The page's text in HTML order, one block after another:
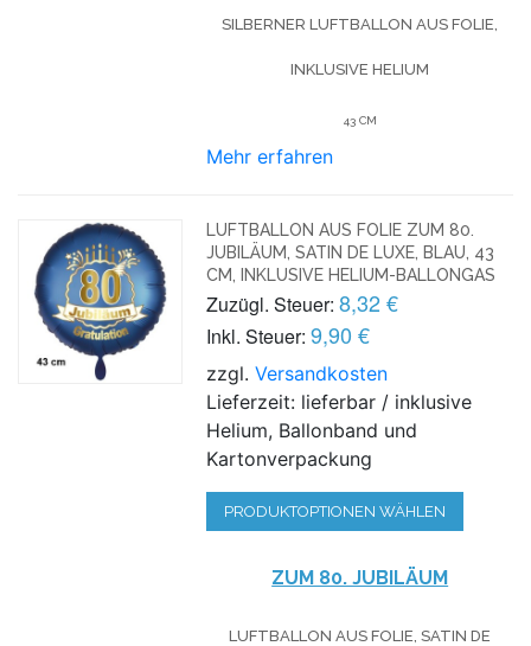
SILBERNER LUFTBALLON AUS FOLIE,
INKLUSIVE HELIUM
43 CM
Mehr erfahren
LUFTBALLON AUS FOLIE ZUM 80.
JUBILÄUM, SATIN DE LUXE, BLAU, 43
CM, INKLUSIVE HELIUM-BALLONGAS
Zuzügl. Steuer: 8,32 €
Inkl. Steuer: 9,90 €
zzgl.Versandkosten
Lieferzeit: lieferbar / inklusive
Helium, Ballonband und
Kartonverpackung
PRODUKTOPTIONEN WÄHLEN
ZUM 80. JUBILÄUM
LUFTBALLON AUS FOLIE, SATIN DE